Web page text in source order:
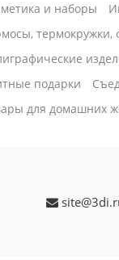
и наборы
термокружки,
подарки
для домашних